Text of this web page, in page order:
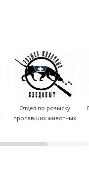
Отдел по розыску
пропавших животных